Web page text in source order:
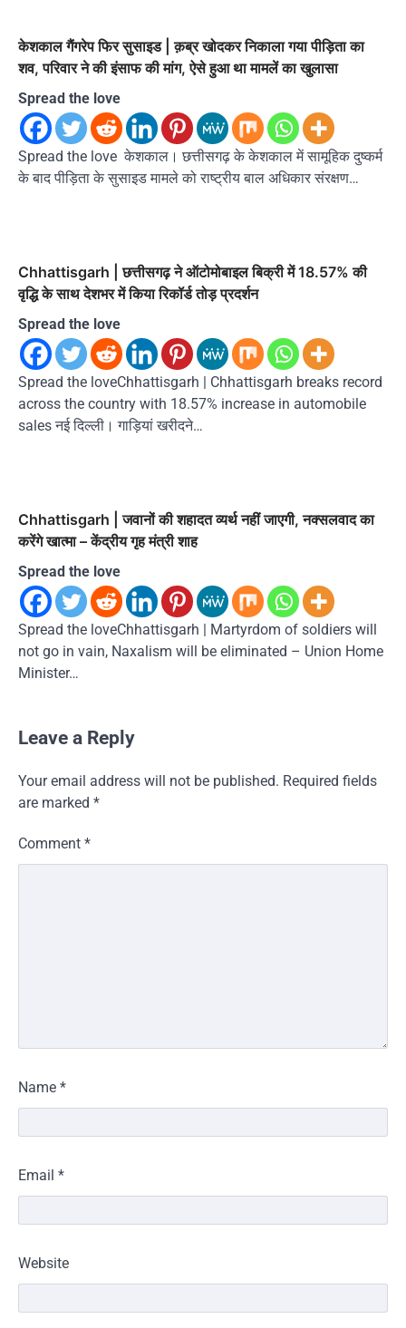
केशकाल गैंगरेप फिर सुसाइड | क़ब्र खोदकर निकाला गया पीड़िता का
शव, परिवार ने की इंसाफ की मांग, ऐसे हुआ था मामलें का खुलासा
Spread the love
Spread the love केशकाल। छत्तीसगढ़ के केशकाल में सामूहिक दुष्कर्म
के बाद पीड़िता के सुसाइड मामले को राष्ट्रीय बाल अधिकार संरक्षण…
Chhattisgarh | छत्तीसगढ़ ने ऑटोमोबाइल बिक्री में 18.57% की
वृद्धि के साथ देशभर में किया रिकॉर्ड तोड़ प्रदर्शन
Spread the love
Spread the loveChhattisgarh | Chhattisgarh breaks record
across the country with 18.57% increase in automobile
sales नई दिल्ली। गाड़ियां खरीदने…
Chhattisgarh | जवानों की शहादत व्यर्थ नहीं जाएगी, नक्सलवाद का
करेंगे खात्मा – केंद्रीय गृह मंत्री शाह
Spread the love
Spread the loveChhattisgarh | Martyrdom of soldiers will
not go in vain, Naxalism will be eliminated – Union Home
Minister…
Leave a Reply
Your email address will not be published. Required fields
are marked *
Comment *
Name *
Email *
Website